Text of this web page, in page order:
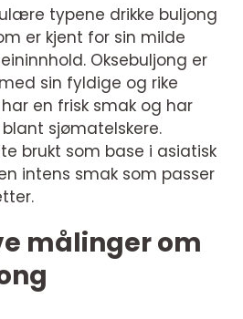
typene drikke buljong
er kjent for sin milde
Oksebuljong er
sin fyldige og rike
en frisk smak og har
sjømatelskere.
brukt som base i asiatisk
intens smak som passer
målinger om